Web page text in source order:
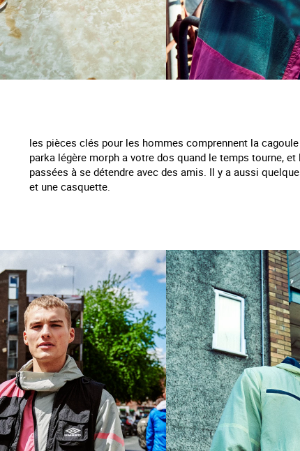
les pièces clés pour les hommes comprennent la
parka légère morph a votre dos quand le temps tourne,
passées à se détendre avec des amis. Il y a aussi
et une casquette.